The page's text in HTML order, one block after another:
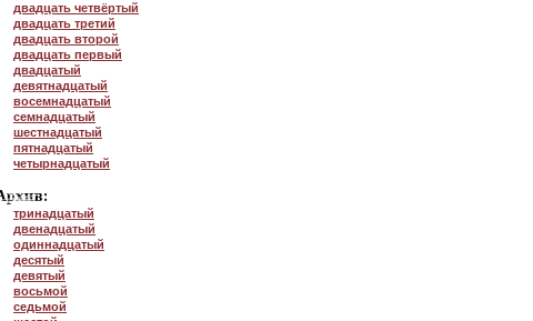
двадцать четвёртый
двадцать третий
двадцать второй
двадцать первый
двадцатый
девятнадцатый
восемнадцатый
семнадцатый
шестнадцатый
пятнадцатый
четырнадцатый
тринадцатый
двенадцатый
одиннадцатый
десятый
девятый
восьмой
седьмой